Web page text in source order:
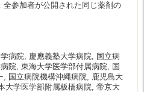
参加者が公開された同じ薬剤の
病院, 慶應義塾大学病院, 国立病
院, 東海大学医学部付属病院, 国
, 国立病院機構沖縄病院, 鹿児島大
大学医学部附属板橋病院, 帝京大